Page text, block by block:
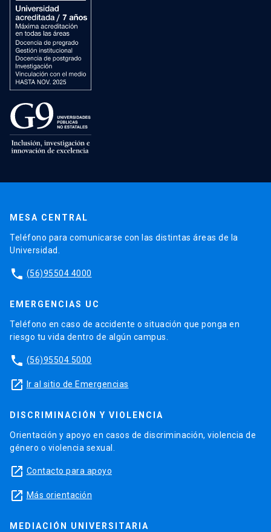
MESA CENTRAL
Teléfono para comunicarse con las distintas áreas de la
Universidad.
phone (56)95504 4000
EMERGENCIAS UC
Teléfono en caso de accidente o situación que ponga en
riesgo tu vida dentro de algún campus.
phone (56)95504 5000
launch Ir al sitio de Emergencias
DISCRIMINACIÓN Y VIOLENCIA
Orientación y apoyo en casos de discriminación, violencia de
género o violencia sexual.
launch Contacto para apoyo
launch Más orientación
MEDIACIÓN UNIVERSITARIA